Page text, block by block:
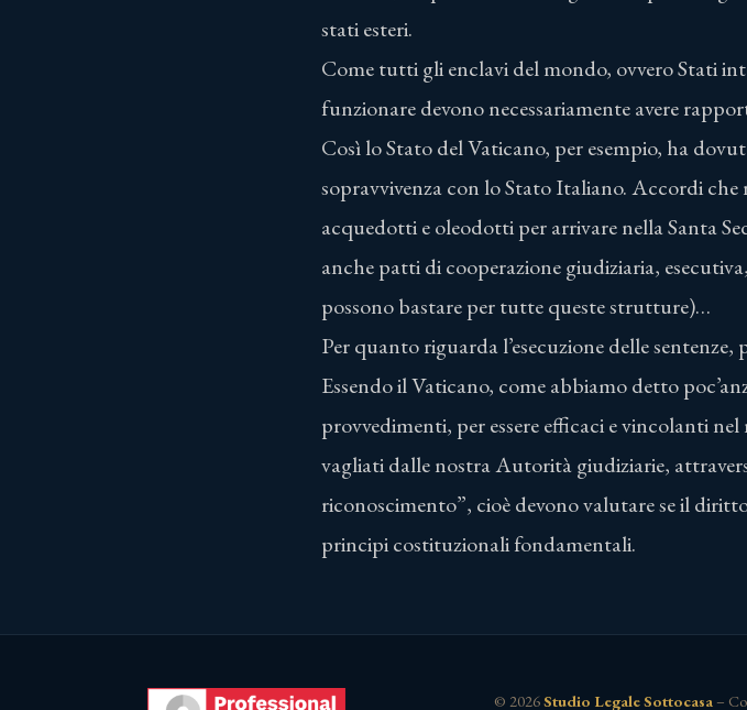
stati esteri.
Come tutti gli enclavi del mondo, ovvero Stati
funzionare devono necessariamente avere
Così lo Stato del Vaticano, per esempio, ha
sopravvivenza con lo Stato Italiano. Accordi
acquedotti e oleodotti per arrivare nella Santa
anche patti di cooperazione giudiziaria,
possono bastare per tutte queste strutture)…
Per quanto riguarda l’esecuzione delle sentenze,
Essendo il Vaticano, come abbiamo detto
provvedimenti, per essere efficaci e vincolanti
vagliati dalle nostra Autorità giudiziarie,
riconoscimento”, cioè devono valutare se il
principi costituzionali fondamentali.
© 2026Studio Legale Sottocasa –